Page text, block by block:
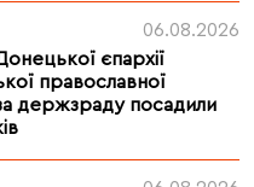
06.08.2026
єпархії
православної
держзраду посадили